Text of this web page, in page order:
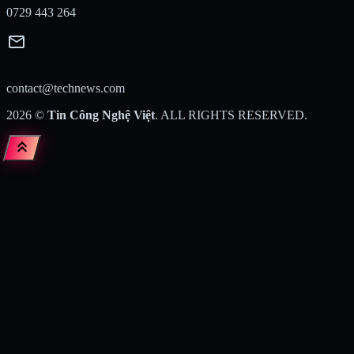
0729 443 264
mail
contact@technews.com
2026 © Tin Công Nghệ Việt. ALL RIGHTS RESERVED.
keyboard_double_arrow_up